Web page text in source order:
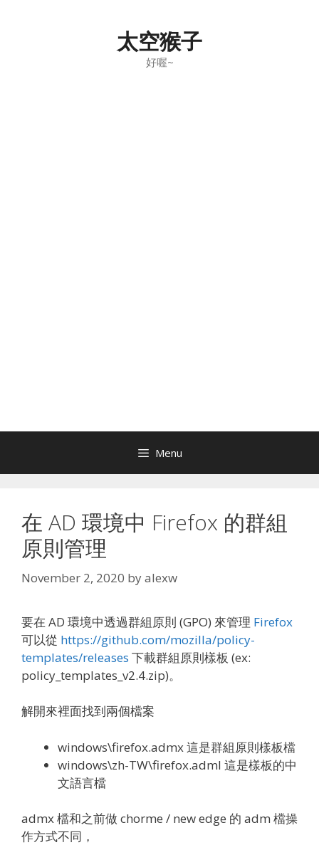
太空猴子
好喔~
Menu
在 AD 環境中 Firefox 的群組
原則管理
November 2, 2020 byalexw
要在 AD 環境中透過群組原則 (GPO) 來管理 Firefox
可以從 https://github.com/mozilla/policy-
templates/releases 下載群組原則樣板 (ex:
policy_templates_v2.4.zip)。
解開來裡面找到兩個檔案
windows\firefox.admx 這是群組原則樣板檔
windows\zh-TW\firefox.adml 這是樣板的中
文語言檔
admx 檔和之前做 chorme / new edge 的 adm 檔操
作方式不同，